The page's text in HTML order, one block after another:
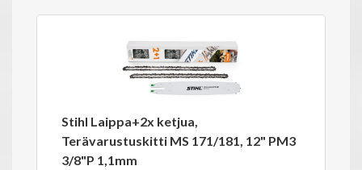
Stihl Laippa+2x ketjua,
Terävarustuskitti MS 171/181, 12" PM3
3/8"P 1,1mm